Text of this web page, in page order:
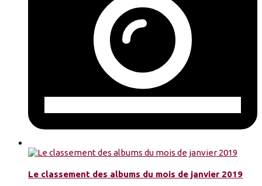
Le classement des albums du mois de janvier 2019